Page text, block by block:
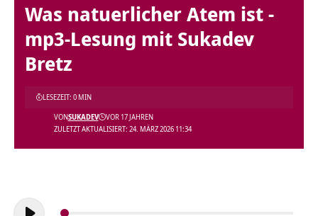
Was natuerlicher Atem ist -
mp3-Lesung mit Sukadev
Bretz
ZULETZT AKTUALISIERT: 24. MÄRZ 2026 11:34
VONSUKADEV VOR 17 JAHREN
LESEZEIT: 0 MIN
Audio-